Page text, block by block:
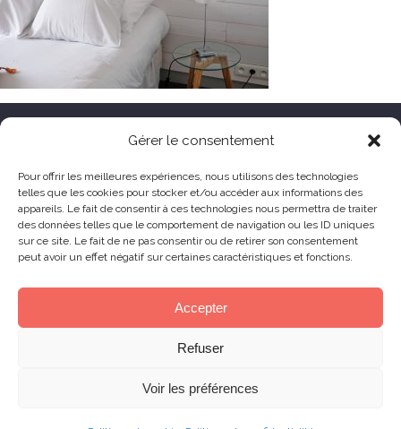
Gérer le consentement
Pour offrir les meilleures expériences, nous utilisons des technologies
telles que les cookies pour stocker et/ou accéder aux informations des
appareils. Le fait de consentir à ces technologies nous permettra de traiter
des données telles que le comportement de navigation ou les ID uniques
sur ce site. Le fait de ne pas consentir ou de retirer son consentement
peut avoir un effet négatif sur certaines caractéristiques et fonctions.
Accepter
Refuser
Voir les préférences
HÔTEL LE TOËNO
Corniche de Goas Treiz
22560 Trébeurden France
+33 (0) 2 96 23 68 78
contact@hoteltoeno.com
Skill Design Lannion